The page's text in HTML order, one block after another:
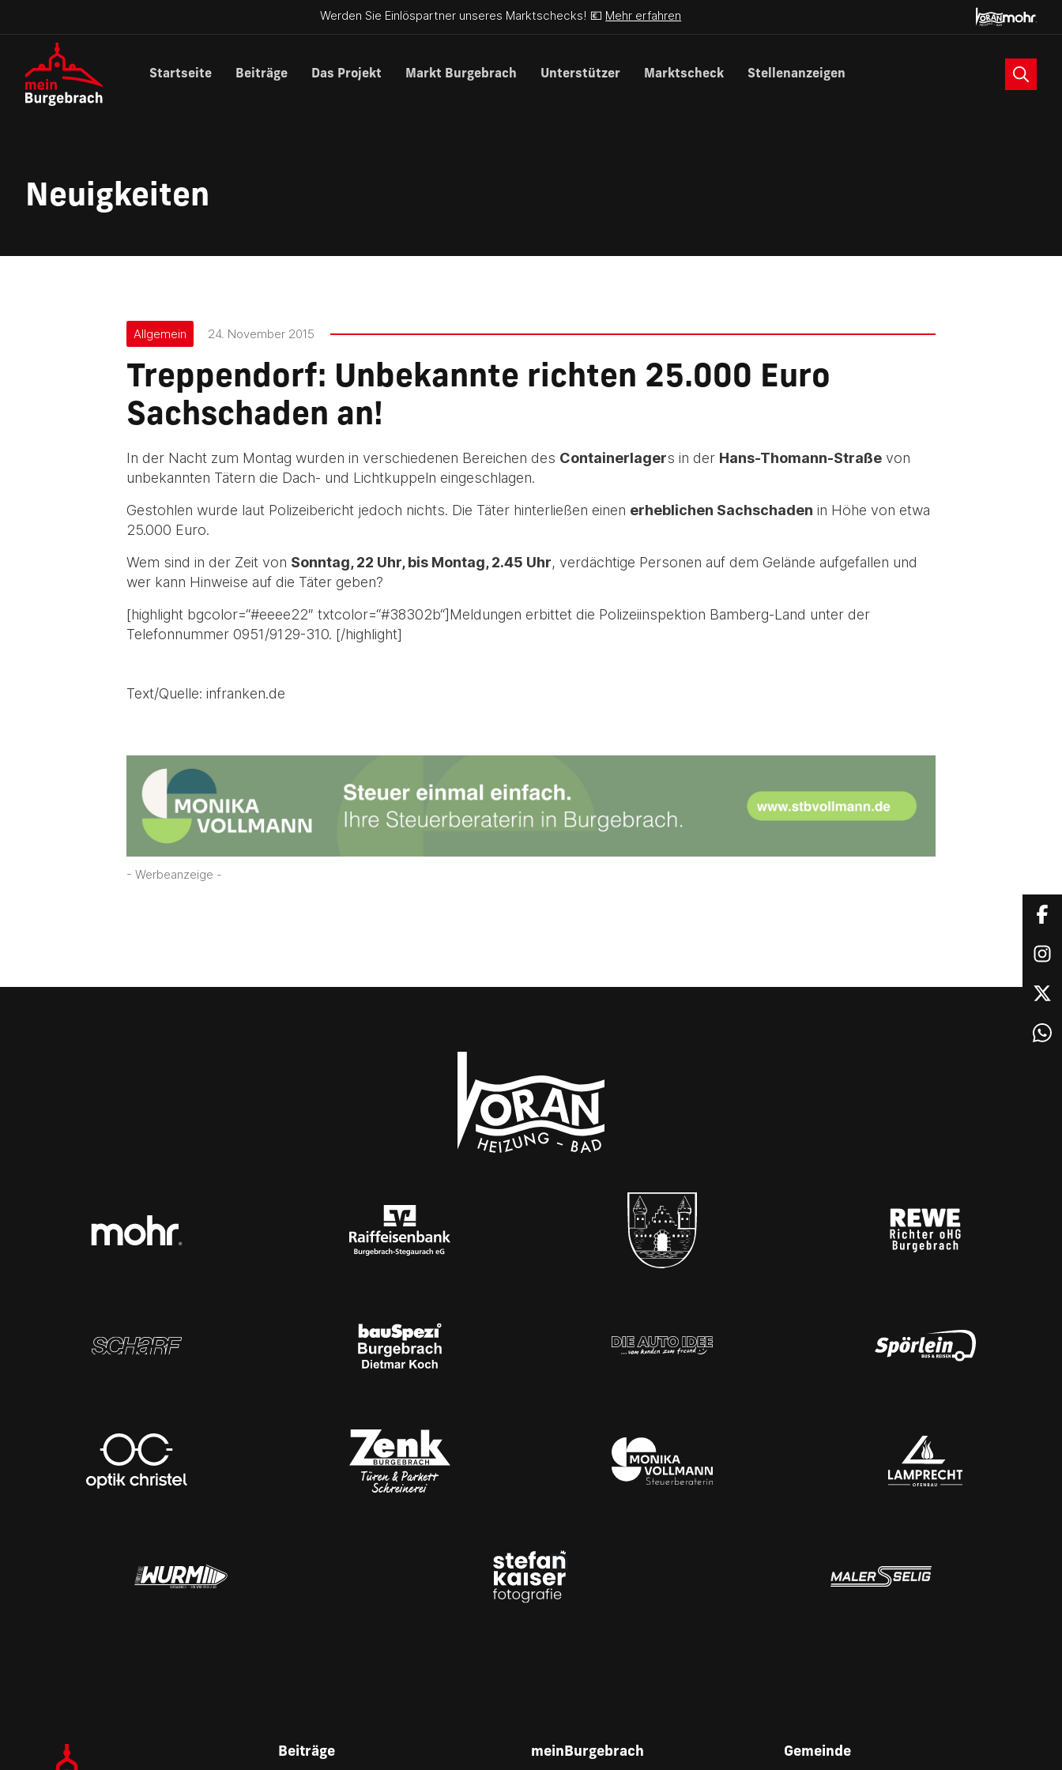
Werden Sie Einlöspartner unseres Marktschecks! 💶 Mehr erfahren
Startseite Beiträge Das Projekt Markt Burgebrach Unterstützer Marktscheck Stellenanzeigen Suche
Neuigkeiten
Allgemein 24. November 2015
Treppendorf: Unbekannte richten 25.000 Euro
Sachschaden an!
In der Nacht zum Montag wurden in verschiedenen Bereichen des Containerlagers in der Hans-Thomann-Straße von
unbekannten Tätern die Dach- und Lichtkuppeln eingeschlagen.
Gestohlen wurde laut Polizeibericht jedoch nichts. Die Täter hinterließen einen erheblichen Sachschaden in Höhe von etwa
25.000 Euro.
Wem sind in der Zeit von Sonntag, 22 Uhr, bis Montag, 2.45 Uhr, verdächtige Personen auf dem Gelände aufgefallen und
wer kann Hinweise auf die Täter geben?
[highlight bgcolor=“#eeee22″ txtcolor=“#38302b“]Meldungen erbittet die Polizeiinspektion Bamberg-Land unter der
Telefonnummer 0951/9129-310. [/highlight]
Text/Quelle: infranken.de
- Werbeanzeige -
Beiträge meinBurgebrach Gemeinde